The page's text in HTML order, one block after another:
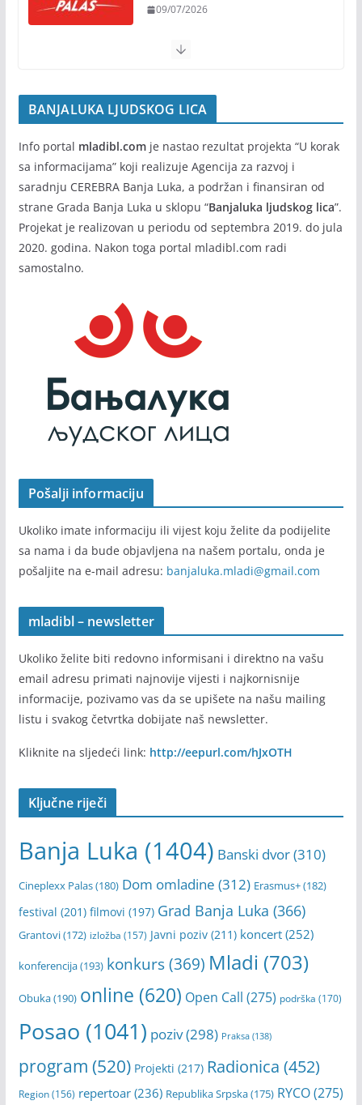
09/07/2026
BANJALUKA LJUDSKOG LICA
Info portal mladibl.comje nastao rezultat projekta “U korak
sa informacijama” koji realizuje Agencija za razvoj i
saradnju CEREBRA Banja Luka, a podržan i finansiran od
strane Grada Banja Luka u sklopu “Banjaluka ljudskog lica”.
Projekat je realizovan u periodu od septembra 2019. do jula
2020. godina. Nakon toga portal mladibl.com radi
samostalno.
Pošalji informaciju
Ukoliko imate informaciju ili vijest koju želite da podijelite
sa nama i da bude objavljena na našem portalu, onda je
pošaljite na e-mail adresu: banjaluka.mladi@gmail.com
mladibl – newsletter
Ukoliko želite biti redovno informisani i direktno na vašu
email adresu primati najnovije vijesti i najkornisnije
informacije, pozivamo vas da se upišete na našu mailing
listu i svakog četvrtka dobijate naš newsletter.
Kliknite na sljedeći link: http://eepurl.com/hJxOTH
Ključne riječi
Banja Luka (1404) Banski dvor(310)
Cineplexx Palas(180) Dom omladine (312) Erasmus+(182)
festival (201) filmovi (197) Grad Banja Luka (366)
Grantovi(172) izložba (157) Javni poziv(211) koncert(252)
konferencija(193) konkurs(369) Mladi (703)
Obuka(190) online (620) Open Call (275) podrška (170)
Posao (1041) poziv(298) Praksa(138)
program (520) Projekti (217) Radionica (452)
Region(156) repertoar(236) Republika Srpska(175) RYCO(275)